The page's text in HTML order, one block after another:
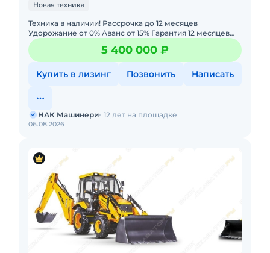
Новая техника
Техника в наличии! Рассрочка до 12 месяцев
Удорожание от 0% Аванс от 15% Гарантия 12 месяцев
или 2000 моточасов. Лизинг с авансом 0% —
минимальный пакет д5 400 000 ₽
Купить в лизинг Позвонить Написать
06.08.2026
НАК Машинери 12 лет на площадке